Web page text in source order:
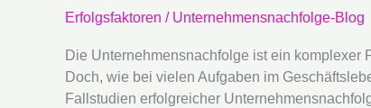
Erfolgsfaktoren / Unternehmensnachfolge-Blog
Die Unternehmensnachfolge ist ein komplexer
Doch, wie bei vielen Aufgaben im
Fallstudien erfolgreicher
Practices
und
Fallstudien
erfolgreicher